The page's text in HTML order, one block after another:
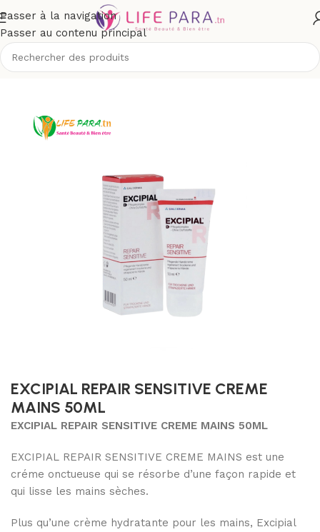
Passer à la navigation
Passer au contenu principal
Accueil/Boutique/Corps/Soins des mains
EXCIPIAL REPAIR SENSITIVE CREME
MAINS 50ML
EXCIPIAL REPAIR SENSITIVE CREME MAINS 50ML
EXCIPIAL REPAIR SENSITIVE CREME MAINS est une
créme onctueuse qui se résorbe d’une façon rapide et
qui lisse les mains sèches.
Plus qu’une crème hydratante pour les mains, Excipial